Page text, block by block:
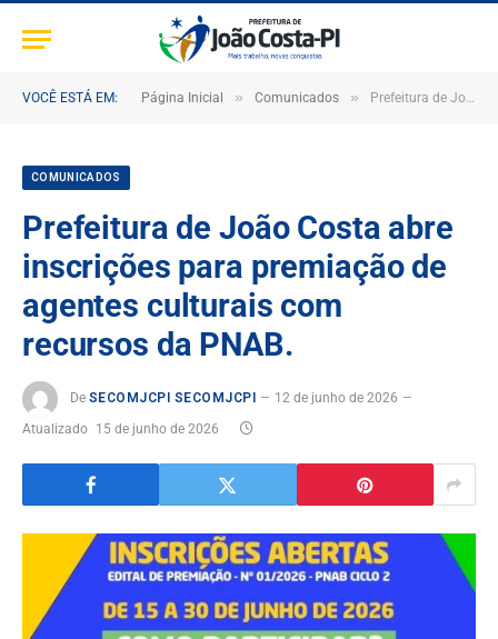
VOCÊ ESTÁ EM: Página Inicial » Comunicados » Prefeitura de João Costa abre inscrições para premiação de agentes culturais com recursos da PNAB.
COMUNICADOS
Prefeitura de João Costa abre
inscrições para premiação de
agentes culturais com
recursos da PNAB.
De SECOMJCPI SECOMJCPI
12 de junho de 2026
Atualizado 15 de junho de 2026